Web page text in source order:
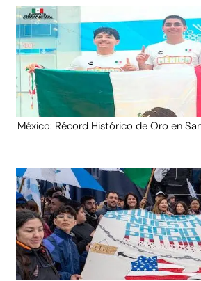
México: Récord Histórico de Oro en